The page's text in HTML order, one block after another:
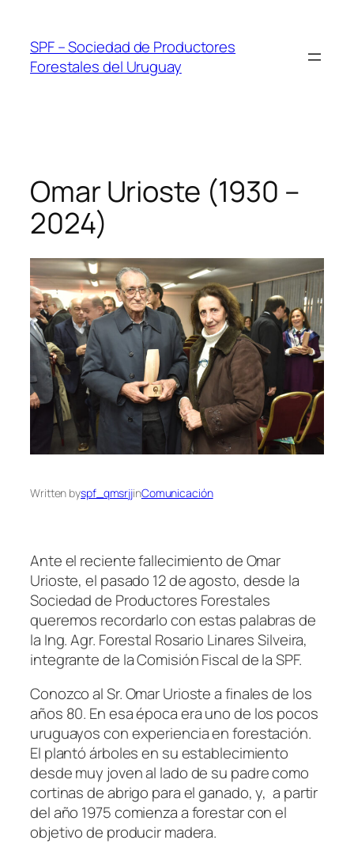
content
SPF – Sociedad de Productores
Forestales del Uruguay
Omar Urioste (1930 –
2024)
Written byspf_qmsrjjinComunicación
Ante el reciente fallecimiento de Omar
Urioste, el pasado 12 de agosto, desde la
Sociedad de Productores Forestales
queremos recordarlo con estas palabras de
la Ing. Agr. Forestal Rosario Linares Silveira,
integrante de la Comisión Fiscal de la SPF.
Conozco al Sr. Omar Urioste a finales de los
años 80. En esa época era uno de los pocos
uruguayos con experiencia en forestación.
El plantó árboles en su establecimiento
desde muy joven al lado de su padre como
cortinas de abrigo para el ganado, y, a partir
del año 1975 comienza a forestar con el
objetivo de producir madera.